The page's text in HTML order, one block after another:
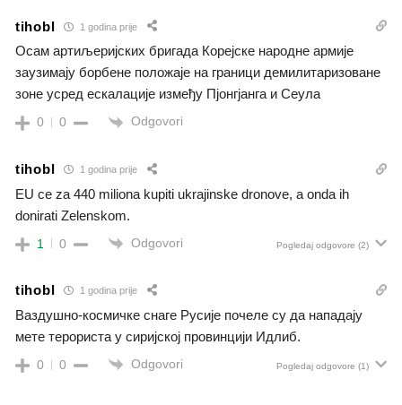
tihobl 1 godina prije
Осам артиљеријских бригада Корејске народне армије
заузимају борбене положаје на граници демилитаризоване
зоне усред ескалације између Пјонгјанга и Сеула
0 0 Odgovori
tihobl 1 godina prije
EU ce za 440 miliona kupiti ukrajinske dronove, a onda ih
donirati Zelenskom.
1 0 Odgovori Pogledaj odgovore (2)
tihobl 1 godina prije
Ваздушно-космичке снаге Русије почеле су да нападају
мете терориста у сиријској провинцији Идлиб.
0 0 Odgovori Pogledaj odgovore (1)